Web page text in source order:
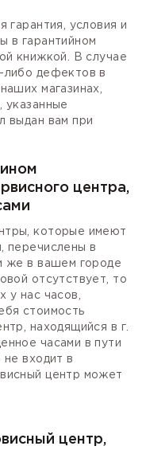
гарантия, условия и
в гарантийном
книжкой. В случае
либо дефектов в
магазинах,
указанные
выдан вам при
центра,
которые имеют
перечислены в
же в вашем городе
отсутствует, то
у нас часов,
стоимость
находящийся в г.
часами в пути
не входит в
центр может
центр,